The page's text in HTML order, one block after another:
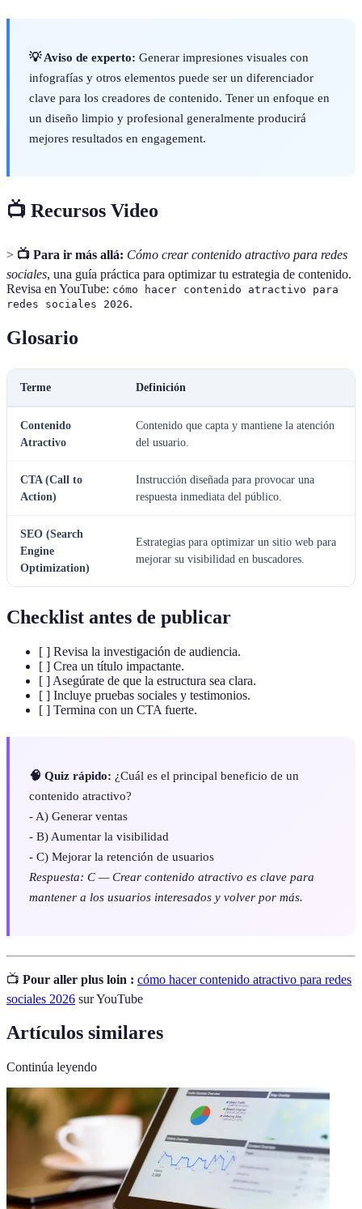
💡 Aviso de experto: Generar impresiones visuales con
infografías y otros elementos puede ser un diferenciador
clave para los creadores de contenido. Tener un enfoque en
un diseño limpio y profesional generalmente producirá
mejores resultados en engagement.
📺 Recursos Video
> 📺 Para ir más allá: Cómo crear contenido atractivo para redes
sociales, una guía práctica para optimizar tu estrategia de contenido.
Revisa en YouTube: cómo hacer contenido atractivo para
redes sociales 2026.
Glosario
Terme Definición
Contenido
Atractivo
Contenido que capta y mantiene la atención
del usuario.
CTA (Call to
Action)
Instrucción diseñada para provocar una
respuesta inmediata del público.
SEO (Search
Engine
Optimization)
Estrategias para optimizar un sitio web para
mejorar su visibilidad en buscadores.
Checklist antes de publicar
[ ] Revisa la investigación de audiencia.
[ ] Crea un título impactante.
[ ] Asegúrate de que la estructura sea clara.
[ ] Incluye pruebas sociales y testimonios.
[ ] Termina con un CTA fuerte.
🧠 Quiz rápido: ¿Cuál es el principal beneficio de un
contenido atractivo?
- A) Generar ventas
- B) Aumentar la visibilidad
- C) Mejorar la retención de usuarios
Respuesta: C — Crear contenido atractivo es clave para
mantener a los usuarios interesados y volver por más.
📺 Pour aller plus loin : cómo hacer contenido atractivo para redes
sociales 2026 sur YouTube
Artículos similares
Continúa leyendo